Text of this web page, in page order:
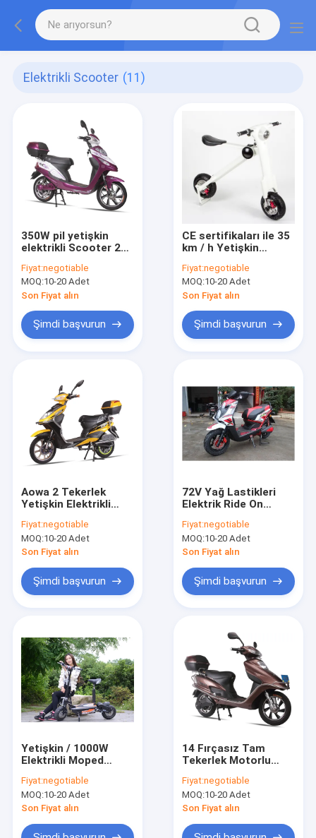
Elektrikli Scooter (11)
350W pil yetişkin
elektrikli Scooter 2
koltuk ile Akülü
Fiyat:negotiable
MOQ:10-20 Adet
Son Fiyat alın
Şimdi başvurun
CE sertifikaları ile 35
km / h Yetişkin
Katlanabilir Elektrikli
Scooter
Fiyat:negotiable
MOQ:10-20 Adet
Son Fiyat alın
Şimdi başvurun
Aowa 2 Tekerlek
Yetişkin Elektrikli
Motorlu Elektrikli
Scooter Bisiklet
Fiyat:negotiable
MOQ:10-20 Adet
Son Fiyat alın
Şimdi başvurun
72V Yağ Lastikleri
Elektrik Ride On
Pil Elektrikli Scooter
Bisikletler
Fiyat:negotiable
MOQ:10-20 Adet
Son Fiyat alın
Şimdi başvurun
Yetişkin / 1000W
Elektrikli Moped
Wheel Elektrikli
Scooter
Fiyat:negotiable
MOQ:10-20 Adet
Son Fiyat alın
14 Fırçasız Tam
Tekerlek Motorlu
Yetişkin Elektrikli
Scooter Kapalı
&#39;&#39;
Fiyat:negotiable
MOQ:10-20 Adet
Son Fiyat alın